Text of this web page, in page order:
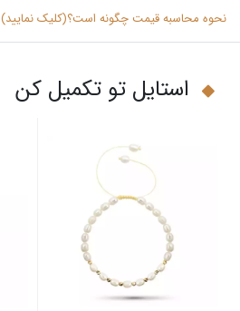
نحوه محاسبه قیمت چگونه است؟(کلیک نمایید)
استایل تو تکمیل کن